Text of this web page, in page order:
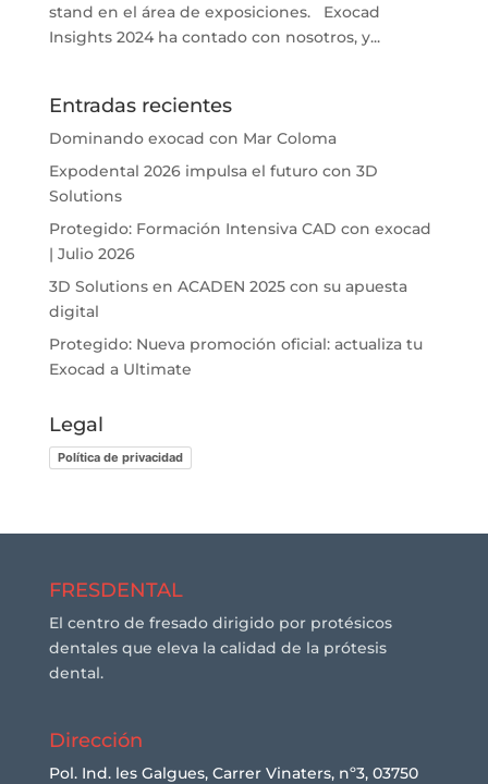
stand en el área de exposiciones. Exocad
Insights 2024 ha contado con nosotros, y...
Entradas recientes
Dominando exocad con Mar Coloma
Expodental 2026 impulsa el futuro con 3D
Solutions
Protegido: Formación Intensiva CAD con exocad
| Julio 2026
3D Solutions en ACADEN 2025 con su apuesta
digital
Protegido: Nueva promoción oficial: actualiza tu
Exocad a Ultimate
Legal
Política de privacidad
FRESDENTAL
El centro de fresado dirigido por protésicos
dentales que eleva la calidad de la prótesis
dental.
Dirección
Pol. Ind. les Galgues, Carrer Vinaters, nº3, 03750